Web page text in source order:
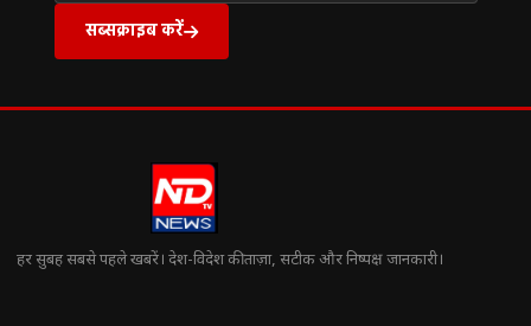
सब्सक्राइब करें
हर सुबह सबसे पहले खबरें। देश-विदेश की ताज़ा, सटीक और निष्पक्ष जानकारी।